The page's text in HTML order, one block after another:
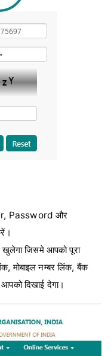
Password और
जिसमे आपको पूरा
मोबाइल नम्बर लिंक, बैंक
दिखाई देगा।